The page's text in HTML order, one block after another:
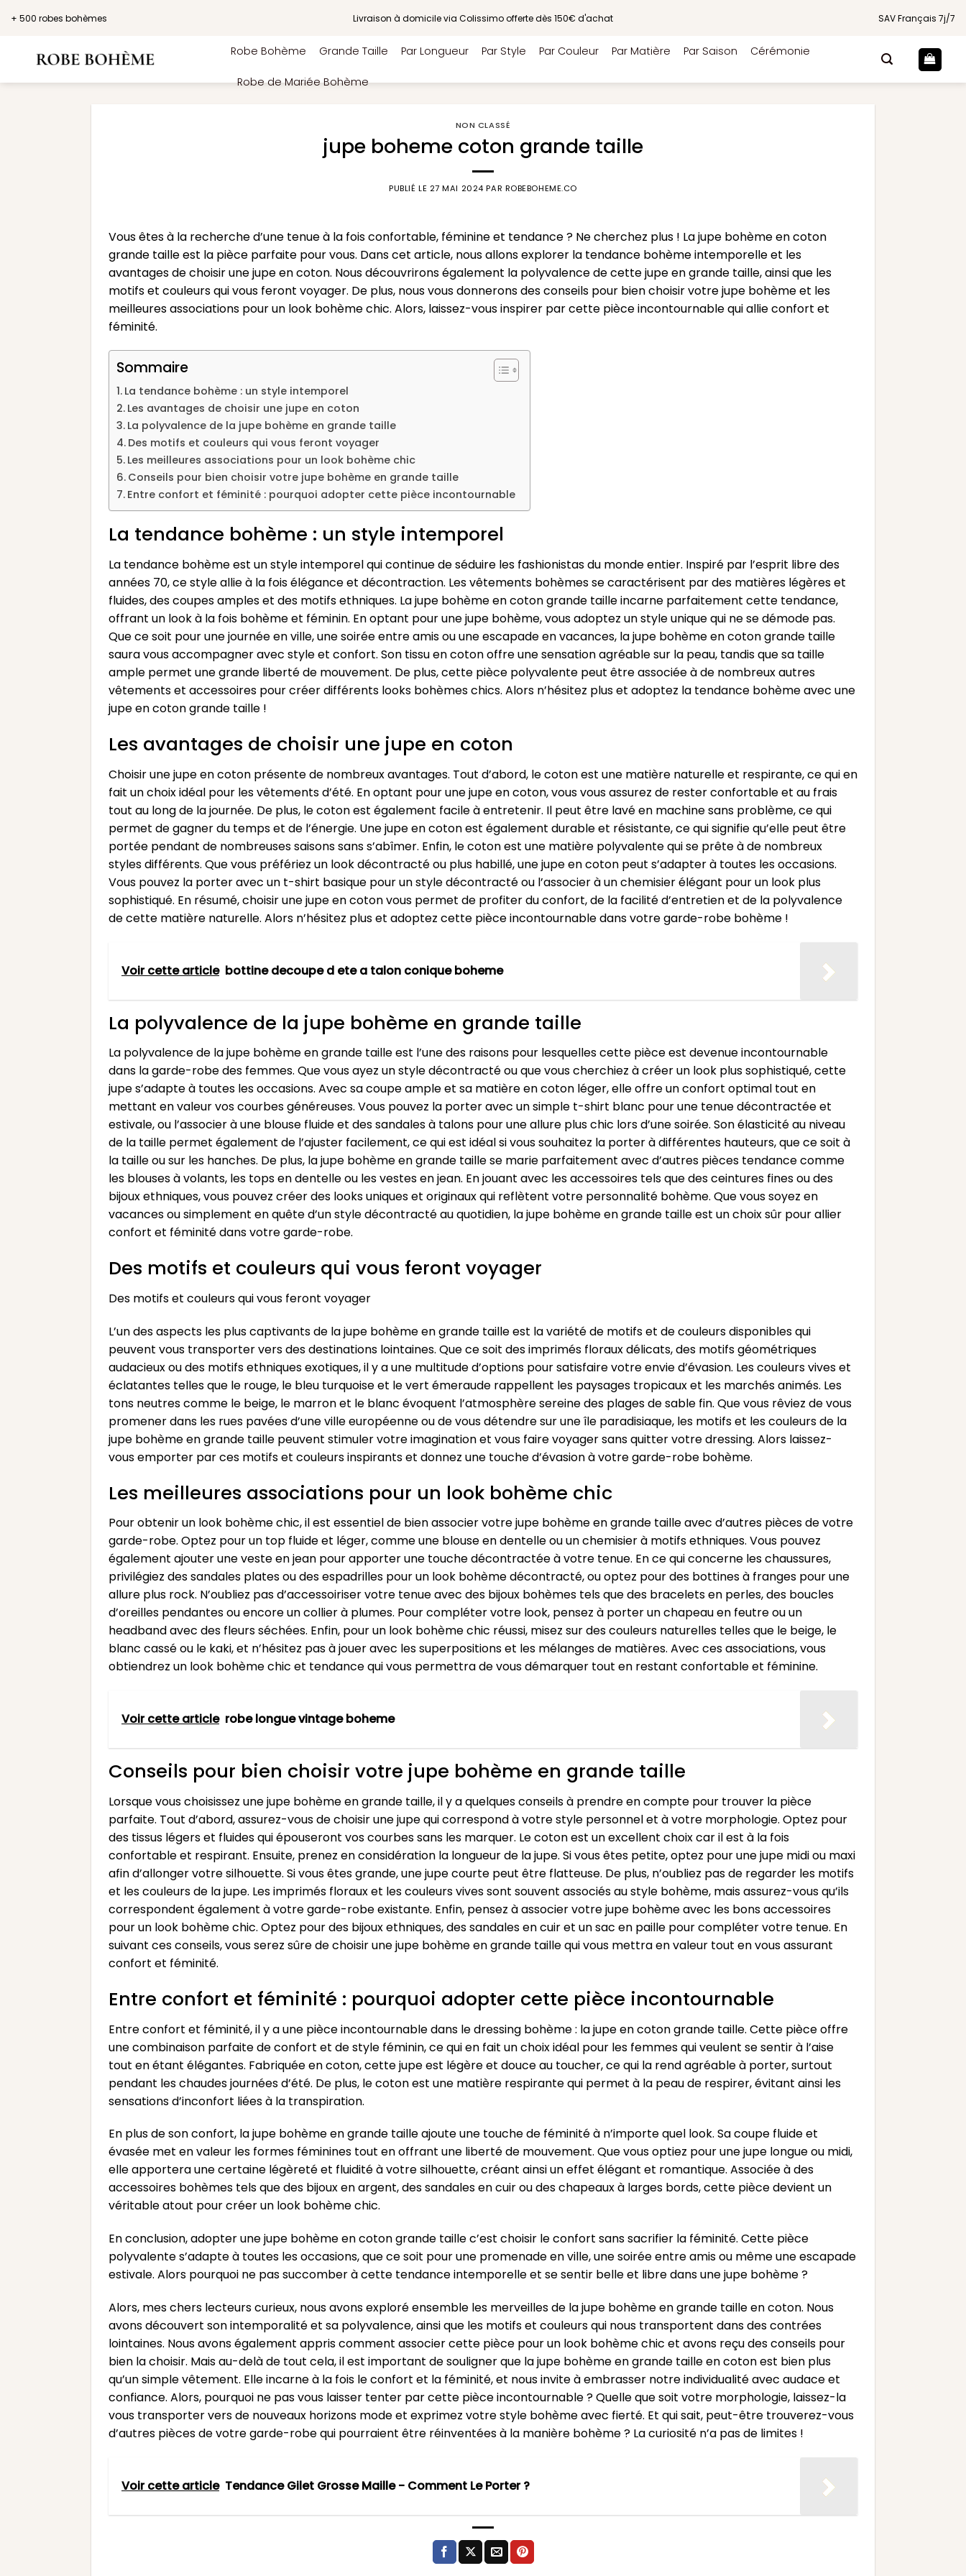
+ 500 robes bohèmes Livraison à domicile via Colissimo offerte dès 150€ d'achat SAV Français 7j/7
Robe Bohème Grande Taille Par Longueur Par Style Par Couleur Par Matière Par Saison Cérémonie
Robe de Mariée Bohème
NON CLASSÉ
jupe boheme coton grande taille
PUBLIÉ LE 27 MAI 2024 PAR ROBEBOHEME.CO
Vous êtes à la recherche d’une tenue à la fois confortable, féminine et tendance ? Ne cherchez plus ! La jupe bohème en coton
grande taille est la pièce parfaite pour vous. Dans cet article, nous allons explorer la tendance bohème intemporelle et les
avantages de choisir une jupe en coton. Nous découvrirons également la polyvalence de cette jupe en grande taille, ainsi que les
motifs et couleurs qui vous feront voyager. De plus, nous vous donnerons des conseils pour bien choisir votre jupe bohème et les
meilleures associations pour un look bohème chic. Alors, laissez-vous inspirer par cette pièce incontournable qui allie confort et
féminité.
Sommaire
La tendance bohème : un style intemporel
Les avantages de choisir une jupe en coton
La polyvalence de la jupe bohème en grande taille
Des motifs et couleurs qui vous feront voyager
Les meilleures associations pour un look bohème chic
Conseils pour bien choisir votre jupe bohème en grande taille
Entre confort et féminité : pourquoi adopter cette pièce incontournable
La tendance bohème : un style intemporel
La tendance bohème est un style intemporel qui continue de séduire les fashionistas du monde entier. Inspiré par l’esprit libre des
années 70, ce style allie à la fois élégance et décontraction. Les vêtements bohèmes se caractérisent par des matières légères et
fluides, des coupes amples et des motifs ethniques. La jupe bohème en coton grande taille incarne parfaitement cette tendance,
offrant un look à la fois bohème et féminin. En optant pour une jupe bohème, vous adoptez un style unique qui ne se démode pas.
Que ce soit pour une journée en ville, une soirée entre amis ou une escapade en vacances, la jupe bohème en coton grande taille
saura vous accompagner avec style et confort. Son tissu en coton offre une sensation agréable sur la peau, tandis que sa taille
ample permet une grande liberté de mouvement. De plus, cette pièce polyvalente peut être associée à de nombreux autres
vêtements et accessoires pour créer différents looks bohèmes chics. Alors n’hésitez plus et adoptez la tendance bohème avec une
jupe en coton grande taille !
Les avantages de choisir une jupe en coton
Choisir une jupe en coton présente de nombreux avantages. Tout d’abord, le coton est une matière naturelle et respirante, ce qui en
fait un choix idéal pour les vêtements d’été. En optant pour une jupe en coton, vous vous assurez de rester confortable et au frais
tout au long de la journée. De plus, le coton est également facile à entretenir. Il peut être lavé en machine sans problème, ce qui
permet de gagner du temps et de l’énergie. Une jupe en coton est également durable et résistante, ce qui signifie qu’elle peut être
portée pendant de nombreuses saisons sans s’abîmer. Enfin, le coton est une matière polyvalente qui se prête à de nombreux
styles différents. Que vous préfériez un look décontracté ou plus habillé, une jupe en coton peut s’adapter à toutes les occasions.
Vous pouvez la porter avec un t-shirt basique pour un style décontracté ou l’associer à un chemisier élégant pour un look plus
sophistiqué. En résumé, choisir une jupe en coton vous permet de profiter du confort, de la facilité d’entretien et de la polyvalence
de cette matière naturelle. Alors n’hésitez plus et adoptez cette pièce incontournable dans votre garde-robe bohème !
Voir cette article bottine decoupe d ete a talon conique boheme
La polyvalence de la jupe bohème en grande taille
La polyvalence de la jupe bohème en grande taille est l’une des raisons pour lesquelles cette pièce est devenue incontournable
dans la garde-robe des femmes. Que vous ayez un style décontracté ou que vous cherchiez à créer un look plus sophistiqué, cette
jupe s’adapte à toutes les occasions. Avec sa coupe ample et sa matière en coton léger, elle offre un confort optimal tout en
mettant en valeur vos courbes généreuses. Vous pouvez la porter avec un simple t-shirt blanc pour une tenue décontractée et
estivale, ou l’associer à une blouse fluide et des sandales à talons pour une allure plus chic lors d’une soirée. Son élasticité au niveau
de la taille permet également de l’ajuster facilement, ce qui est idéal si vous souhaitez la porter à différentes hauteurs, que ce soit à
la taille ou sur les hanches. De plus, la jupe bohème en grande taille se marie parfaitement avec d’autres pièces tendance comme
les blouses à volants, les tops en dentelle ou les vestes en jean. En jouant avec les accessoires tels que des ceintures fines ou des
bijoux ethniques, vous pouvez créer des looks uniques et originaux qui reflètent votre personnalité bohème. Que vous soyez en
vacances ou simplement en quête d’un style décontracté au quotidien, la jupe bohème en grande taille est un choix sûr pour allier
confort et féminité dans votre garde-robe.
Des motifs et couleurs qui vous feront voyager
Des motifs et couleurs qui vous feront voyager
L’un des aspects les plus captivants de la jupe bohème en grande taille est la variété de motifs et de couleurs disponibles qui
peuvent vous transporter vers des destinations lointaines. Que ce soit des imprimés floraux délicats, des motifs géométriques
audacieux ou des motifs ethniques exotiques, il y a une multitude d’options pour satisfaire votre envie d’évasion. Les couleurs vives et
éclatantes telles que le rouge, le bleu turquoise et le vert émeraude rappellent les paysages tropicaux et les marchés animés. Les
tons neutres comme le beige, le marron et le blanc évoquent l’atmosphère sereine des plages de sable fin. Que vous rêviez de vous
promener dans les rues pavées d’une ville européenne ou de vous détendre sur une île paradisiaque, les motifs et les couleurs de la
jupe bohème en grande taille peuvent stimuler votre imagination et vous faire voyager sans quitter votre dressing. Alors laissez-
vous emporter par ces motifs et couleurs inspirants et donnez une touche d’évasion à votre garde-robe bohème.
Les meilleures associations pour un look bohème chic
Pour obtenir un look bohème chic, il est essentiel de bien associer votre jupe bohème en grande taille avec d’autres pièces de votre
garde-robe. Optez pour un top fluide et léger, comme une blouse en dentelle ou un chemisier à motifs ethniques. Vous pouvez
également ajouter une veste en jean pour apporter une touche décontractée à votre tenue. En ce qui concerne les chaussures,
privilégiez des sandales plates ou des espadrilles pour un look bohème décontracté, ou optez pour des bottines à franges pour une
allure plus rock. N’oubliez pas d’accessoiriser votre tenue avec des bijoux bohèmes tels que des bracelets en perles, des boucles
d’oreilles pendantes ou encore un collier à plumes. Pour compléter votre look, pensez à porter un chapeau en feutre ou un
headband avec des fleurs séchées. Enfin, pour un look bohème chic réussi, misez sur des couleurs naturelles telles que le beige, le
blanc cassé ou le kaki, et n’hésitez pas à jouer avec les superpositions et les mélanges de matières. Avec ces associations, vous
obtiendrez un look bohème chic et tendance qui vous permettra de vous démarquer tout en restant confortable et féminine.
Voir cette article robe longue vintage boheme
Conseils pour bien choisir votre jupe bohème en grande taille
Lorsque vous choisissez une jupe bohème en grande taille, il y a quelques conseils à prendre en compte pour trouver la pièce
parfaite. Tout d’abord, assurez-vous de choisir une jupe qui correspond à votre style personnel et à votre morphologie. Optez pour
des tissus légers et fluides qui épouseront vos courbes sans les marquer. Le coton est un excellent choix car il est à la fois
confortable et respirant. Ensuite, prenez en considération la longueur de la jupe. Si vous êtes petite, optez pour une jupe midi ou maxi
afin d’allonger votre silhouette. Si vous êtes grande, une jupe courte peut être flatteuse. De plus, n’oubliez pas de regarder les motifs
et les couleurs de la jupe. Les imprimés floraux et les couleurs vives sont souvent associés au style bohème, mais assurez-vous qu’ils
correspondent également à votre garde-robe existante. Enfin, pensez à associer votre jupe bohème avec les bons accessoires
pour un look bohème chic. Optez pour des bijoux ethniques, des sandales en cuir et un sac en paille pour compléter votre tenue. En
suivant ces conseils, vous serez sûre de choisir une jupe bohème en grande taille qui vous mettra en valeur tout en vous assurant
confort et féminité.
Entre confort et féminité : pourquoi adopter cette pièce incontournable
Entre confort et féminité, il y a une pièce incontournable dans le dressing bohème : la jupe en coton grande taille. Cette pièce offre
une combinaison parfaite de confort et de style féminin, ce qui en fait un choix idéal pour les femmes qui veulent se sentir à l’aise
tout en étant élégantes. Fabriquée en coton, cette jupe est légère et douce au toucher, ce qui la rend agréable à porter, surtout
pendant les chaudes journées d’été. De plus, le coton est une matière respirante qui permet à la peau de respirer, évitant ainsi les
sensations d’inconfort liées à la transpiration.
En plus de son confort, la jupe bohème en grande taille ajoute une touche de féminité à n’importe quel look. Sa coupe fluide et
évasée met en valeur les formes féminines tout en offrant une liberté de mouvement. Que vous optiez pour une jupe longue ou midi,
elle apportera une certaine légèreté et fluidité à votre silhouette, créant ainsi un effet élégant et romantique. Associée à des
accessoires bohèmes tels que des bijoux en argent, des sandales en cuir ou des chapeaux à larges bords, cette pièce devient un
véritable atout pour créer un look bohème chic.
En conclusion, adopter une jupe bohème en coton grande taille c’est choisir le confort sans sacrifier la féminité. Cette pièce
polyvalente s’adapte à toutes les occasions, que ce soit pour une promenade en ville, une soirée entre amis ou même une escapade
estivale. Alors pourquoi ne pas succomber à cette tendance intemporelle et se sentir belle et libre dans une jupe bohème ?
Alors, mes chers lecteurs curieux, nous avons exploré ensemble les merveilles de la jupe bohème en grande taille en coton. Nous
avons découvert son intemporalité et sa polyvalence, ainsi que les motifs et couleurs qui nous transportent dans des contrées
lointaines. Nous avons également appris comment associer cette pièce pour un look bohème chic et avons reçu des conseils pour
bien la choisir. Mais au-delà de tout cela, il est important de souligner que la jupe bohème en grande taille en coton est bien plus
qu’un simple vêtement. Elle incarne à la fois le confort et la féminité, et nous invite à embrasser notre individualité avec audace et
confiance. Alors, pourquoi ne pas vous laisser tenter par cette pièce incontournable ? Quelle que soit votre morphologie, laissez-la
vous transporter vers de nouveaux horizons mode et exprimez votre style bohème avec fierté. Et qui sait, peut-être trouverez-vous
d’autres pièces de votre garde-robe qui pourraient être réinventées à la manière bohème ? La curiosité n’a pas de limites !
Voir cette article Tendance Gilet Grosse Maille - Comment Le Porter ?